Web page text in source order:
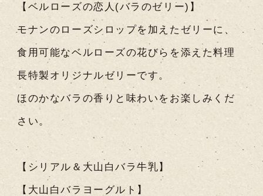
【ベルローズの恋人(バラのゼリー)】
モナンのローズシロップを加えたゼリーに、
食用可能なベルローズの花びらを添えた料理
長特製オリジナルゼリーです。
ほのかなバラの香りと味わいをお楽しみくだ
さい。
【シリアル＆大山白バラ牛乳】
【大山白バラヨーグルト】